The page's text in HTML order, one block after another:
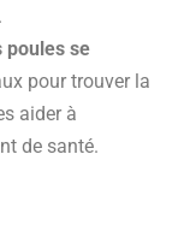
poules se
pour trouver la
aider à
de santé.